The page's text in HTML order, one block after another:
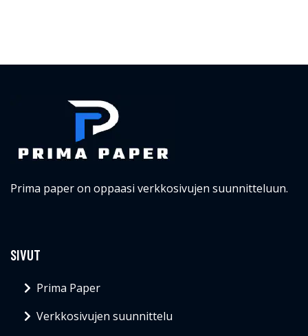
Prima paper on oppaasi verkkosivujen suunnitteluun.
SIVUT
Prima Paper
Verkkosivujen suunnittelu